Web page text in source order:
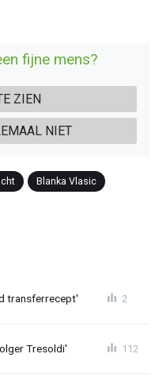
fijne mens?
ZIEN
NIET
Blanka Vlasic
transferrecept' 2
Tresoldi' 112